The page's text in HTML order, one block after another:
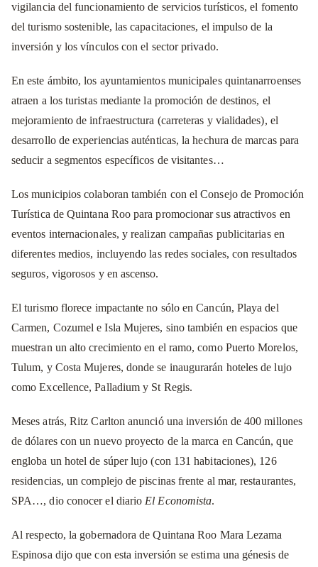
vigilancia del funcionamiento de servicios turísticos, el fomento
del turismo sostenible, las capacitaciones, el impulso de la
inversión y los vínculos con el sector privado.
En este ámbito, los ayuntamientos municipales quintanarroenses
atraen a los turistas mediante la promoción de destinos, el
mejoramiento de infraestructura (carreteras y vialidades), el
desarrollo de experiencias auténticas, la hechura de marcas para
seducir a segmentos específicos de visitantes…
Los municipios colaboran también con el Consejo de Promoción
Turística de Quintana Roo para promocionar sus atractivos en
eventos internacionales, y realizan campañas publicitarias en
diferentes medios, incluyendo las redes sociales, con resultados
seguros, vigorosos y en ascenso.
El turismo florece impactante no sólo en Cancún, Playa del
Carmen, Cozumel e Isla Mujeres, sino también en espacios que
muestran un alto crecimiento en el ramo, como Puerto Morelos,
Tulum, y Costa Mujeres, donde se inaugurarán hoteles de lujo
como Excellence, Palladium y St Regis.
Meses atrás, Ritz Carlton anunció una inversión de 400 millones
de dólares con un nuevo proyecto de la marca en Cancún, que
engloba un hotel de súper lujo (con 131 habitaciones), 126
residencias, un complejo de piscinas frente al mar, restaurantes,
SPA…, dio conocer el diario El Economista.
Al respecto, la gobernadora de Quintana Roo Mara Lezama
Espinosa dijo que con esta inversión se estima una génesis de